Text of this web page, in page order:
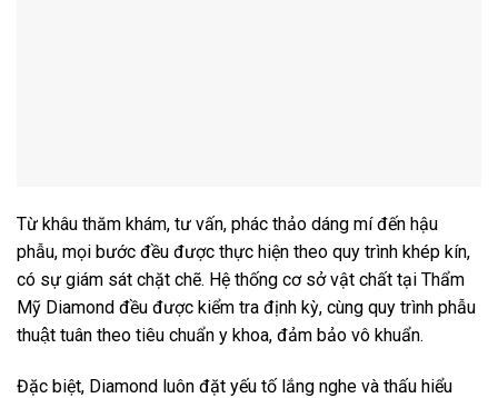
Từ khâu thăm khám, tư vấn, phác thảo dáng mí đến hậu
phẫu, mọi bước đều được thực hiện theo quy trình khép kín,
có sự giám sát chặt chẽ. Hệ thống cơ sở vật chất tại Thẩm
Mỹ Diamond đều được kiểm tra định kỳ, cùng quy trình phẫu
thuật tuân theo tiêu chuẩn y khoa, đảm bảo vô khuẩn.
Đặc biệt, Diamond luôn đặt yếu tố lắng nghe và thấu hiểu